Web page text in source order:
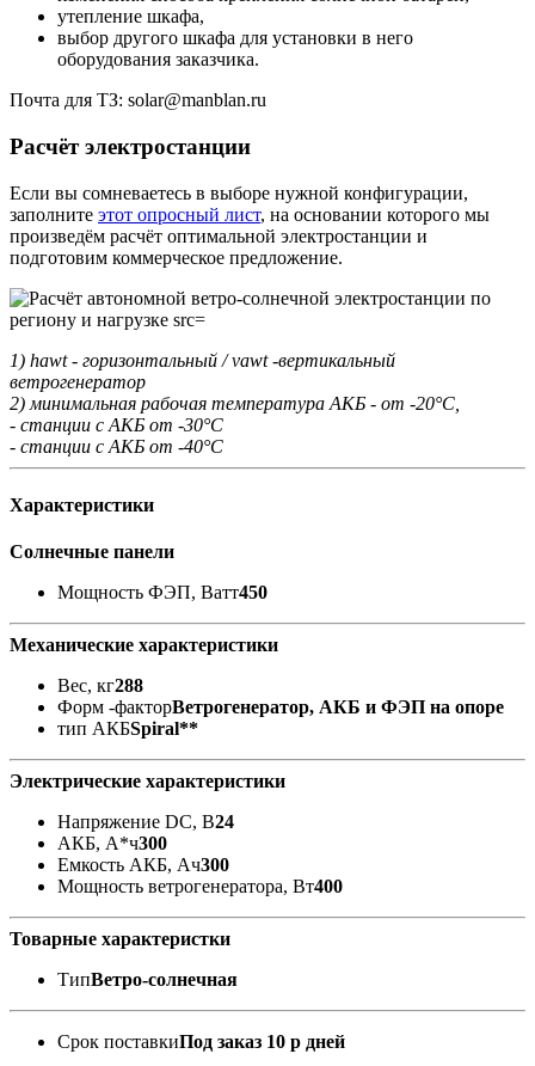
утепление шкафа,
выбор другого шкафа для установки в него
оборудования заказчика.
Почта для ТЗ: solar@manblan.ru
Расчёт электростанции
Если вы сомневаетесь в выборе нужной конфигурации,
заполните этот опросный лист, на основании которого мы
произведём расчёт оптимальной электростанции и
подготовим коммерческое предложение.
1) hawt - горизонтальный / vawt -вертикальный
ветрогенератор
2) минимальная рабочая температура АКБ - от -20°С,
- станции с АКБ от -30°С
- станции с АКБ от -40°С
Характеристики
Солнечные панели
Мощность ФЭП, Ватт450
Механические характеристики
Вес, кг288
Форм -факторВетрогенератор, АКБ и ФЭП на опоре
тип АКБSpiral**
Электрические характеристики
Напряжение DC, В24
АКБ, А*ч300
Емкость АКБ, Ач300
Мощность ветрогенератора, Вт400
Товарные характеристки
ТипВетро-солнечная
Срок поставкиПод заказ 10 р дней